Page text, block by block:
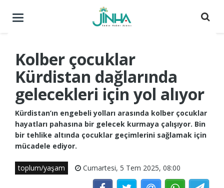
Menüyü
Kolber çocuklar
Kürdistan dağlarında
gelecekleri için yol alıyor
Kürdistan’ın engebeli yolları arasında kolber çocuklar
hayatları pahasına bir gelecek kurmaya çalışıyor. Bin
bir tehlike altında çocuklar geçimlerini sağlamak için
mücadele ediyor.
toplum/yaşam Cumartesi, 5 Tem 2025, 08:00